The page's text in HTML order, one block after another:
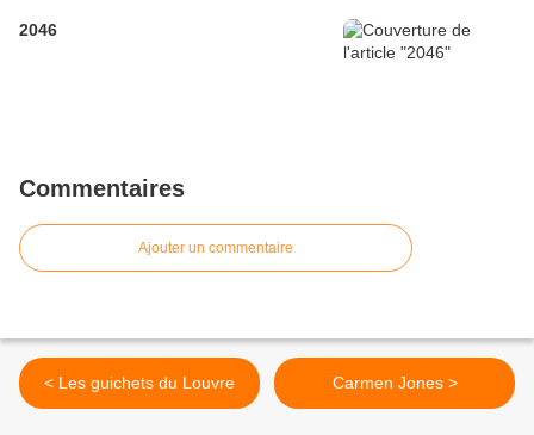
2046
Commentaires
Ajouter un commentaire
< Les guichets du Louvre Carmen Jones >